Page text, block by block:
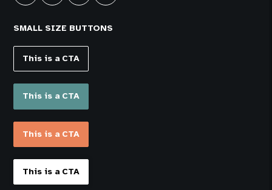
SMALL SIZE BUTTONS
This is a CTA
This is a CTA
This is a CTA
This is a CTA